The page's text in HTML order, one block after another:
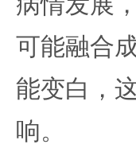
可能融合
能变白，
响。